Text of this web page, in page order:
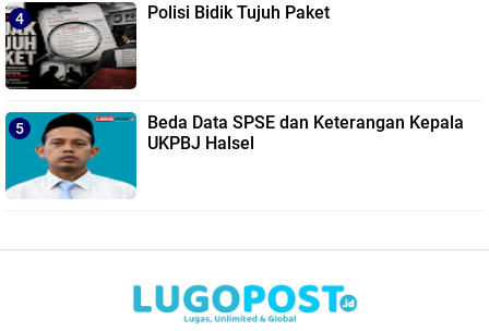
Polisi Bidik Tujuh Paket
Beda Data SPSE dan Keterangan Kepala
UKPBJ Halsel